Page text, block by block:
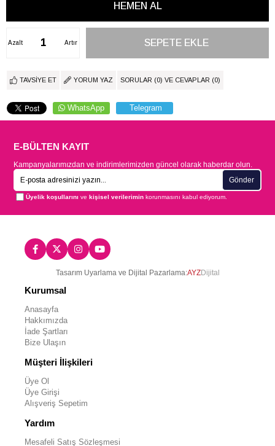
Artır
Azalt
TAVSIYE ET YORUM YAZ SORULAR (0) VE CEVAPLAR (0)
WhatsApp Telegram
E-BÜLTEN KAYIT
Kampanyalarımızdan ve indirimlerimizden güncel olarak haberdar olun.
Gönder
Üyelik koşullarını vekişisel verilerimin korunmasını kabul ediyorum.
Tasarım Uyarlama ve Dijital Pazarlama:AYZDijital
Kurumsal
Anasayfa
Hakkımızda
İade Şartları
Bize Ulaşın
Müşteri İlişkileri
Üye Ol
Üye Girişi
Alışveriş Sepetim
Yardım
Mesafeli Satış Sözleşmesi